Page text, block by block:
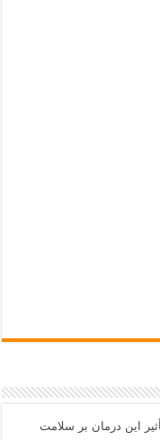
این درمان بر سلامت